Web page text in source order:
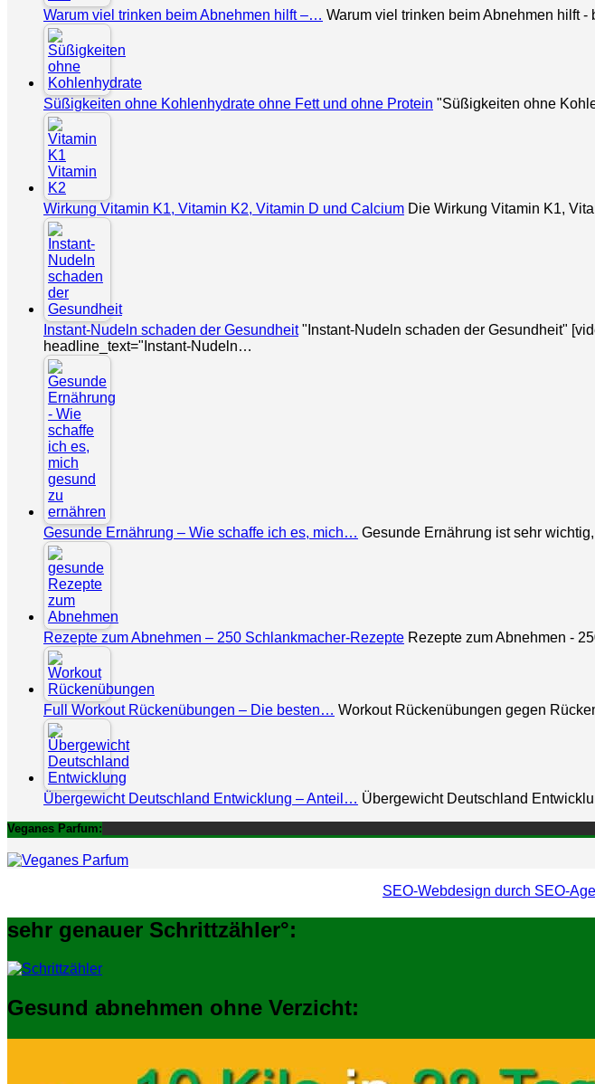
Warum viel trinken beim Abnehmen hilft –… Warum viel trinken beim Abnehmen hilft
Süßigkeiten ohne Kohlenhydrate ohne Fett und ohne Protein "Süßigkeiten ohne
Wirkung Vitamin K1, Vitamin K2, Vitamin D und Calcium Die Wirkung Vitamin K1,
Instant-Nudeln schaden der Gesundheit"Instant-Nudeln schaden der Gesundheit"
headline_text="Instant-Nudeln…
Gesunde Ernährung – Wie schaffe ich es, mich… Gesunde Ernährung ist sehr
Rezepte zum Abnehmen – 250 Schlankmacher-Rezepte Rezepte zum Abnehmen -
Full Workout Rückenübungen – Die besten… Workout Rückenübungen gegen
Übergewicht Deutschland Entwicklung – Anteil… Übergewicht Deutschland
Veganes Parfum:
SEO-Webdesign durch SEO-
sehr genauer Schrittzähler°:
Gesund abnehmen ohne Verzicht: